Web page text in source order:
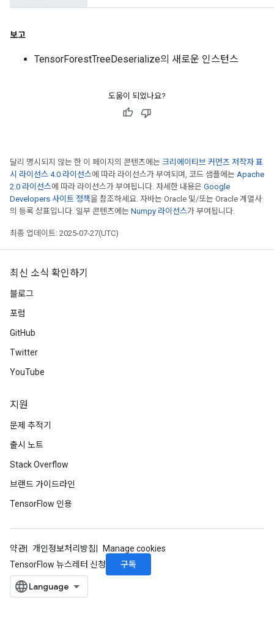
보고
TensorForestTreeDeserialize의 새로운 인스턴스
도움이 되었나요?
달리 명시되지 않는 한 이 페이지의 콘텐츠에는 크리에이티브 커먼즈 저작자 표
시 라이선스 4.0 라이선스에 따라 라이선스가 부여되며, 코드 샘플에는 Apache
2.0 라이선스에 따라 라이선스가 부여됩니다. 자세한 내용은 Google
Developers 사이트 정책을 참조하세요. 자바는 Oracle 및/또는 Oracle 계열사
의 등록 상표입니다. 일부 콘텐츠에는 Numpy 라이선스가 부여됩니다.
최종 업데이트: 2025-07-27(UTC)
최신 소식 확인하기
블로그
포럼
GitHub
Twitter
YouTube
지원
문제 추적기
출시 노트
Stack Overflow
브랜드 가이드라인
TensorFlow 인용
약관 개인정보처리방침
Manage cookies
TensorFlow 뉴스레터 신청
구독